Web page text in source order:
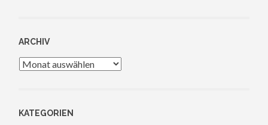
ARCHIV
Archiv
KATEGORIEN